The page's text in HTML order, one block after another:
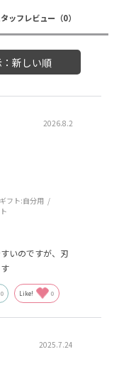
ッフレビュー （0）
新しい順
2026.8.2
フト:自分用
いのですが、刃
0 Like! 0
2025.7.24